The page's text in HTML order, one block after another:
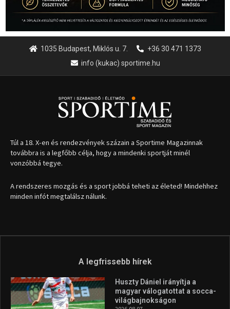
1035 Budapest, Miklós u. 7.
+36 30 471 1373
info (kukac) sportime.hu
Túl a 18. X-en és rendezvények százain a Sportime Magazinnak
továbbra is a legfőbb célja, hogy a mindenki sportját minél
vonzóbbá tegye.
A rendszeres mozgás és a sport jobbá teheti az életed! Mindehhez
minden infót megtalálsz nálunk.
A legfrissebb hírek
Huszty Dániel irányítja a
magyar válogatottat a socca-
világbajnokságon